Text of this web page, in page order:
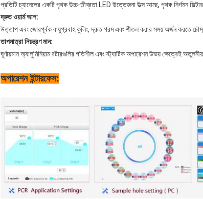
প্রতিটি চ্যানেলের একটি পৃথক উচ্চ-তীব্রতা LED উত্তেজনা উত্স আছে, পৃথক নির্গমন ফিল্টার
দ্রুত ওয়ার্ম আপ:
উত্তাপ এবং জোরপূর্বক বায়ুপ্রবাহ কুলিং, দ্রুত গরম এবং শীতল করার সময় অর্জন করতে
তাপমাত্রা নিয়ন্ত্রণ মান:
ঘূর্ণায়মান অ্যালুমিনিয়াম রটারগুলির গতিশীল এবং স্ট্যাটিক অপারেশন উভয় ক্ষেত্রেই
অপারেশন ইন্টারফেস: